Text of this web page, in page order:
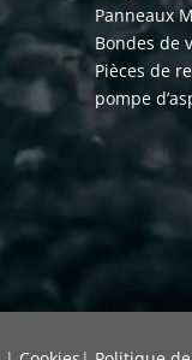
Panneaux
Bondes de
Pièces de
pompe